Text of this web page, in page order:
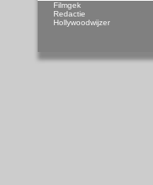
Filmgek
Redactie
Hollywoodwijzer